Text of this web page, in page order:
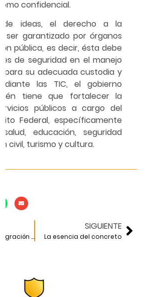
confidencial.
de ideas, el derecho a la
ser garantizado por órganos
pública, es decir, ésta debe
de seguridad en el manejo
para su adecuada custodia y
las TIC, el gobierno
tiene que fortalecer la
públicos a cargo del
Federal, específicamente
educación, seguridad
civil, turismo y cultura.
Retos para la integración de un proyecto
SIGUIENTE
La esencia del concreto